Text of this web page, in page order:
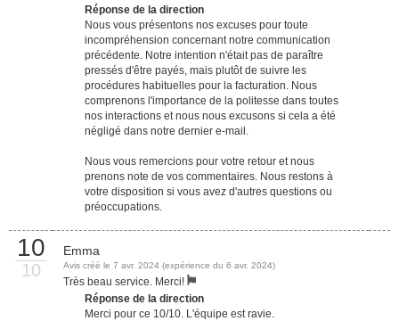
Réponse de la direction
Nous vous présentons nos excuses pour toute
incompréhension concernant notre communication
précédente. Notre intention n'était pas de paraître
pressés d'être payés, mais plutôt de suivre les
procédures habituelles pour la facturation. Nous
comprenons l'importance de la politesse dans toutes
nos interactions et nous nous excusons si cela a été
négligé dans notre dernier e-mail.
Nous vous remercions pour votre retour et nous
prenons note de vos commentaires. Nous restons à
votre disposition si vous avez d'autres questions ou
préoccupations.
10
10
Emma
Avis créé le 7 avr. 2024 (expérience du 6 avr. 2024)
Très beau service. Merci!
Réponse de la direction
Merci pour ce 10/10. L'équipe est ravie.